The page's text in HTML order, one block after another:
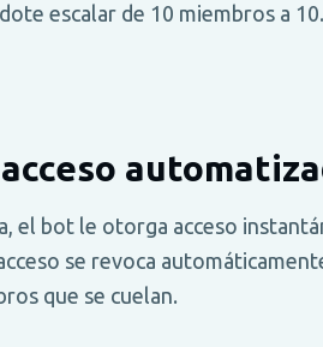
escalar de 10 miembros a
el bot le otorga acceso
se revoca
que se cuelan.